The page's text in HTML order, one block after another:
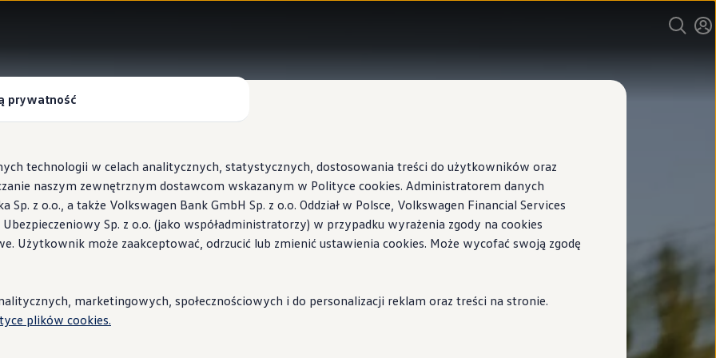
Wallbox ID.Charger
stacje i porady
prywatność
technologii w celach analitycznych, statystycznych, dostosowania treści do użytkowników oraz
naszym zewnętrznym dostawcom wskazanym w Polityce cookies. Administratorem danych
z o.o., a także Volkswagen Bank GmbH Sp. z o.o. Oddział w Polsce, Volkswagen Financial Services
Ubezpieczeniowy Sp. z o.o. (jako współadministratorzy) w przypadku wyrażenia zgody na cookies
Użytkownik może zaakceptować, odrzucić lub zmienić ustawienia cookies. Może wycofać swoją zgodę
marketingowych, społecznościowych i do personalizacji reklam oraz treści na stronie.
plików cookies.